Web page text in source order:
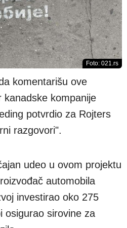
Foto: 021.rs
komentarišu ove
kanadske kompanije
potvrdio za Rojters
razgovori".
udeo u ovom projektu
automobila
investirao oko 275
osigurao sirovine za